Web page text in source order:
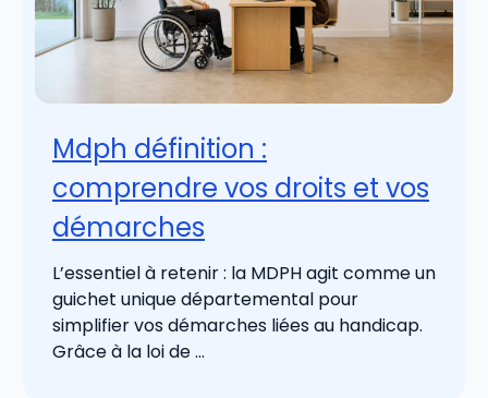
Mdph définition :
comprendre vos droits et vos
démarches
L’essentiel à retenir : la MDPH agit comme un
guichet unique départemental pour
simplifier vos démarches liées au handicap.
Grâce à la loi de ...